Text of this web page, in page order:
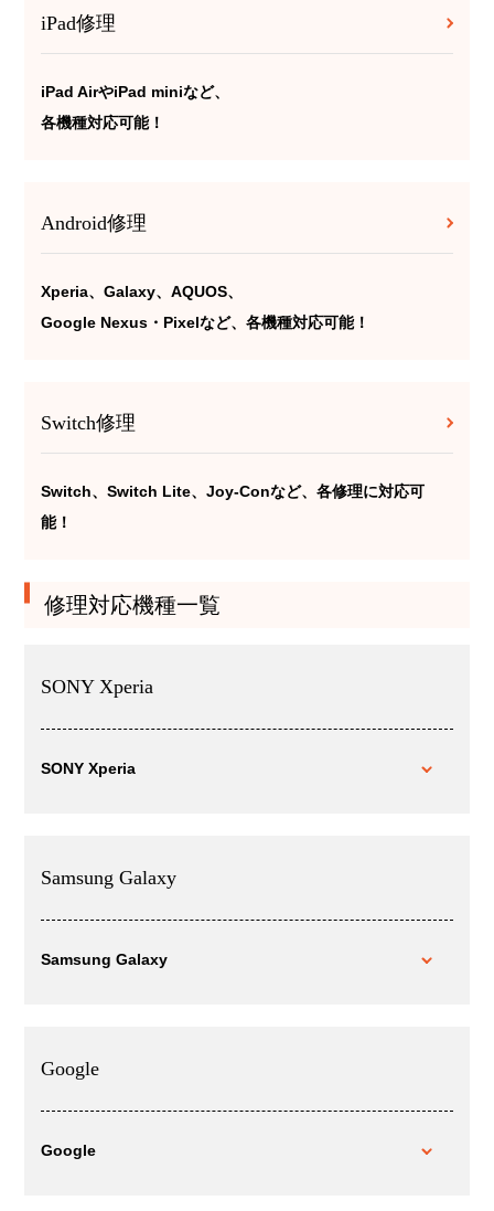
iPad修理
iPad AirやiPad miniなど、
各機種対応可能！
Android修理
Xperia、Galaxy、AQUOS、
Google Nexus・Pixelなど、各機種対応可能！
Switch修理
Switch、Switch Lite、Joy-Conなど、各修理に対応可
能！
修理対応機種一覧
SONY Xperia
SONY Xperia
Samsung Galaxy
Samsung Galaxy
Google
Google